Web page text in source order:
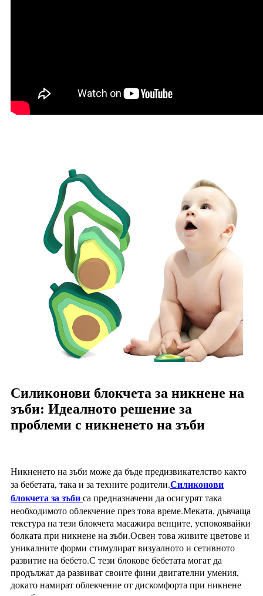
Силиконови блокчета за никнене на
зъби: Идеалното решение за
проблеми с никненето на зъби
Никненето на зъби може да бъде предизвикателство както
за бебетата, така и за техните родители.Силиконови
блокчета за зъбиса предназначени да осигурят така
необходимото облекчение през това време.Меката, дъвчаща
текстура на тези блокчета масажира венците, успокоявайки
болката при никнене на зъби.Освен това живите цветове и
уникалните форми стимулират визуалното и сетивното
развитие на бебето.С тези блокове бебетата могат да
продължат да развиват своите фини двигателни умения,
докато намират облекчение от дискомфорта при никнене